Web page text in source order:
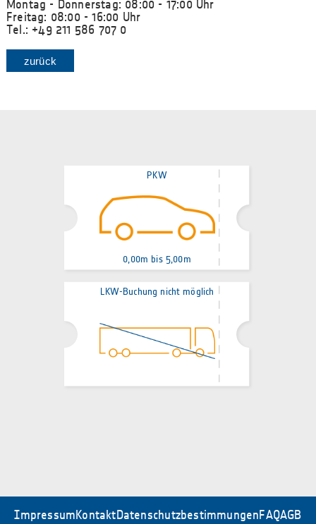
Montag - Donnerstag: 08:00 - 17:00 Uhr
Freitag: 08:00 - 16:00 Uhr
Tel.: +49 211 586 707 0
zurück
PKW
0,00m bis 5,00m
LKW-Buchung nicht möglich
Impressum KontaktDatenschutzbestimmungenFAQAGB